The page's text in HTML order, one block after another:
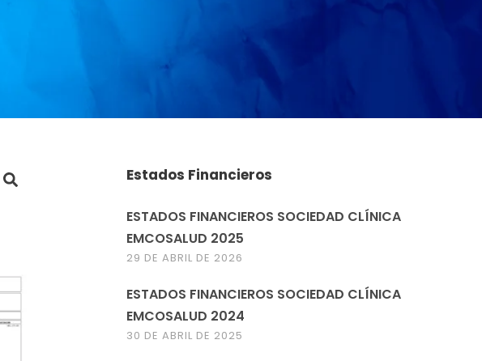
Estados Financieros
ESTADOS FINANCIEROS SOCIEDAD CLÍNICA
EMCOSALUD 2025
29 DE ABRIL DE 2026
ESTADOS FINANCIEROS SOCIEDAD CLÍNICA
EMCOSALUD 2024
30 DE ABRIL DE 2025